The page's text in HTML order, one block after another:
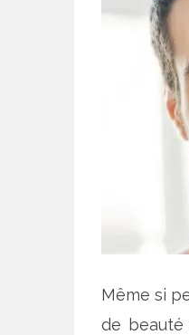
Même si
de beauté